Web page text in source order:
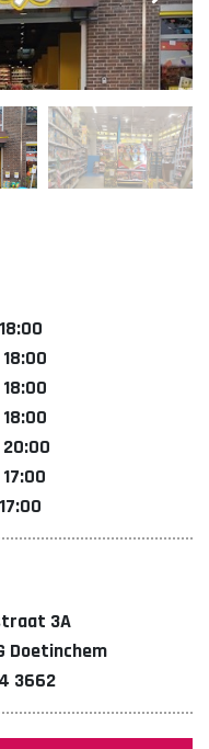
FAQ
Doetinchem
3A
Doetinchem
3662